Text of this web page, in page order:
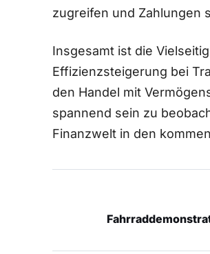
zugreifen und Zahlungen
Insgesamt ist die
Effizienzsteigerung bei
⁣den Handel mit
spannend sein zu
Finanzwelt in den